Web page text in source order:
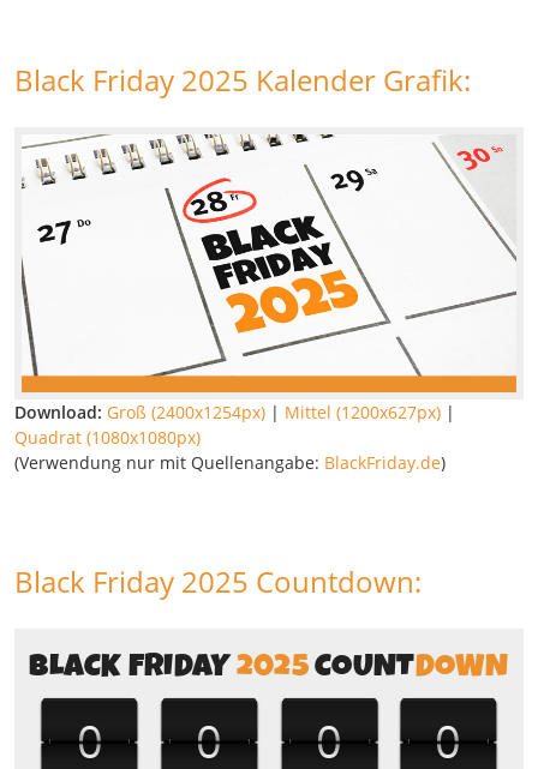
Black Friday 2025 Kalender Grafik:
Download: Groß (2400x1254px) | Mittel (1200x627px) |
Quadrat (1080x1080px)
(Verwendung nur mit Quellenangabe: BlackFriday.de)
Black Friday 2025 Countdown: